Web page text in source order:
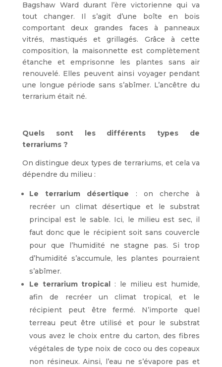
Bagshaw Ward durant l’ère victorienne qui va
tout changer. Il s’agit d’une boîte en bois
comportant deux grandes faces à panneaux
vitrés, mastiqués et grillagés. Grâce à cette
composition, la maisonnette est complètement
étanche et emprisonne les plantes sans air
renouvelé. Elles peuvent ainsi voyager pendant
une longue période sans s’abîmer. L’ancêtre du
terrarium était né.
Quels sont les différents types de
terrariums ?
On distingue deux types de terrariums, et cela va
dépendre du milieu :
Le terrarium désertique : on cherche à
recréer un climat désertique et le substrat
principal est le sable. Ici, le milieu est sec, il
faut donc que le récipient soit sans couvercle
pour que l’humidité ne stagne pas. Si trop
d’humidité s’accumule, les plantes pourraient
s’abîmer.
Le terrarium tropical : le milieu est humide,
afin de recréer un climat tropical, et le
récipient peut être fermé. N’importe quel
terreau peut être utilisé et pour le substrat
vous avez le choix entre du carton, des fibres
végétales de type noix de coco ou des copeaux
non résineux. Ainsi, l’eau ne s’évapore pas et